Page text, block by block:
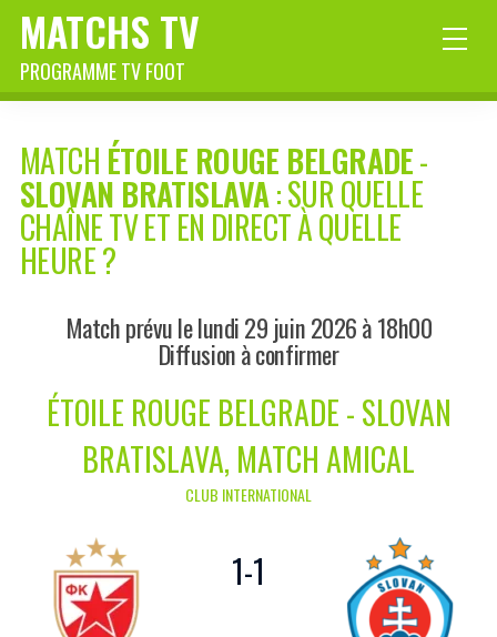
MATCHS TV
PROGRAMME TV FOOT
MATCH ÉTOILE ROUGE BELGRADE-
SLOVAN BRATISLAVA: SUR QUELLE
CHAÎNE TV ET EN DIRECT À QUELLE
HEURE ?
Match prévu le lundi 29 juin 2026 à 18h00
Diffusion à confirmer
ÉTOILE ROUGE BELGRADE - SLOVAN
BRATISLAVA, MATCH AMICAL
CLUB INTERNATIONAL
1-1